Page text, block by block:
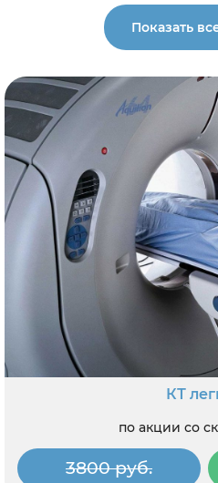
Показать
КТ
по акции со
3800 руб.